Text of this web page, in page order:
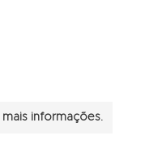
informações.